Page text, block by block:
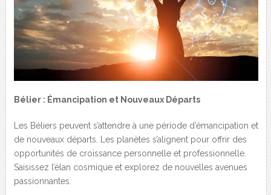
Bélier : Émancipation et Nouveaux Départs
Les Béliers peuvent s’attendre à une période d’émancipation et
de nouveaux départs. Les planètes s’alignent pour offrir des
opportunités de croissance personnelle et professionnelle.
Saisissez l’élan cosmique et explorez de nouvelles avenues
passionnantes.